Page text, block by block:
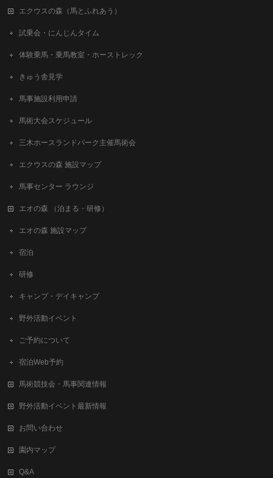
エクウスの森（馬とふれあう）
試乗会・にんじんタイム
体験乗馬・乗馬教室・ホーストレック
きゅう舎見学
馬事施設利用申請
馬術大会スケジュール
三木ホースランドパーク主催馬術会
エクウスの森 施設マップ
馬事センター ラウンジ
エオの森 （泊まる・研修）
エオの森 施設マップ
宿泊
研修
キャンプ・デイキャンプ
野外活動イベント
ご予約について
宿泊Web予約
馬術競技会・馬事関連情報
野外活動イベント最新情報
お問い合わせ
園内マップ
Q&A